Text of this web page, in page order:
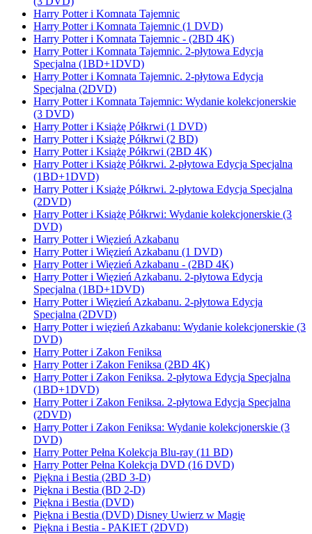
Harry Potter i Komnata Tajemnic
Harry Potter i Komnata Tajemnic (1 DVD)
Harry Potter i Komnata Tajemnic - (2BD 4K)
Harry Potter i Komnata Tajemnic. 2-płytowa Edycja
Specjalna (1BD+1DVD)
Harry Potter i Komnata Tajemnic. 2-płytowa Edycja
Specjalna (2DVD)
Harry Potter i Komnata Tajemnic: Wydanie kolekcjonerskie
(3 DVD)
Harry Potter i Książę Półkrwi (1 DVD)
Harry Potter i Książę Półkrwi (2 BD)
Harry Potter i Książę Półkrwi (2BD 4K)
Harry Potter i Książę Półkrwi. 2-płytowa Edycja Specjalna
(1BD+1DVD)
Harry Potter i Książę Półkrwi. 2-płytowa Edycja Specjalna
(2DVD)
Harry Potter i Książę Półkrwi: Wydanie kolekcjonerskie (3
DVD)
Harry Potter i Więzień Azkabanu
Harry Potter i Więzień Azkabanu (1 DVD)
Harry Potter i Więzień Azkabanu - (2BD 4K)
Harry Potter i Więzień Azkabanu. 2-płytowa Edycja
Specjalna (1BD+1DVD)
Harry Potter i Więzień Azkabanu. 2-płytowa Edycja
Specjalna (2DVD)
Harry Potter i więzień Azkabanu: Wydanie kolekcjonerskie (3
DVD)
Harry Potter i Zakon Feniksa
Harry Potter i Zakon Feniksa (2BD 4K)
Harry Potter i Zakon Feniksa. 2-płytowa Edycja Specjalna
(1BD+1DVD)
Harry Potter i Zakon Feniksa. 2-płytowa Edycja Specjalna
(2DVD)
Harry Potter i Zakon Feniksa: Wydanie kolekcjonerskie (3
DVD)
Harry Potter Pełna Kolekcja Blu-ray (11 BD)
Harry Potter Pełna Kolekcja DVD (16 DVD)
Piękna i Bestia (2BD 3-D)
Piękna i Bestia (BD 2-D)
Piękna i Bestia (DVD)
Piękna i Bestia (DVD) Disney Uwierz w Magię
Piękna i Bestia - PAKIET (2DVD)